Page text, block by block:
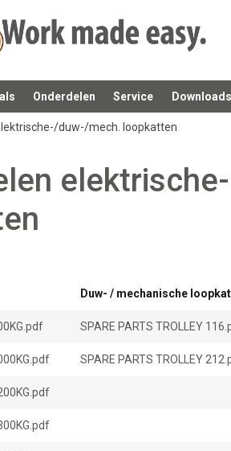
Onderdelen Service Downloads
duw-/mech. loopkatten
Duw- / mechanische loopkat
SPARE PARTS TROLLEY
SPARE PARTS TROLLEY